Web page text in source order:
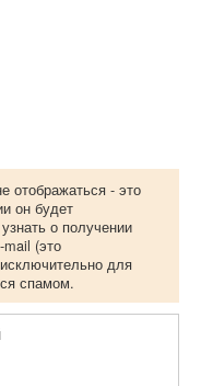
отображаться - это
он будет
о получении
(это
для
спамом.